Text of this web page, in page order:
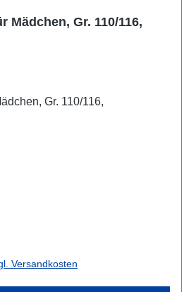
Mädchen, Gr. 110/116,
Gr. 110/116,
Versandkosten